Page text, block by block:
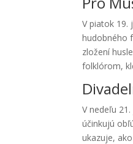
V piatok 19.
hudobného
zložení
folklórom,
V nedeľu
účinkujú
ukazuje,